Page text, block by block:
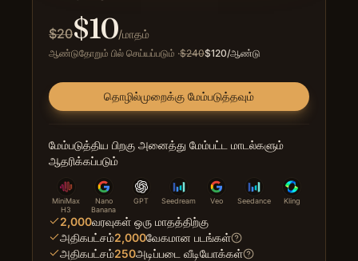
$20$10/மாதம்
ஆண்டுதோறும் பில் செய்யப்படும் ·$240$120/ஆண்டு
தொழில்முறைக்கு மேம்படுத்தவும்
மேம்படுத்திய பிறகு அனைத்து மேம்பட்ட மாடல்களும்
ஆதரிக்கப்படும்
MiniMax
H3
Nano
Banana
GPT Seedream Veo Seedance Kling
2,000வரவுகள் ஒரு மாதத்திற்கு
அதிகபட்சம்2,000வேகமான படங்கள்
அதிகபட்சம்250அடிப்படை வீடியோக்கள்